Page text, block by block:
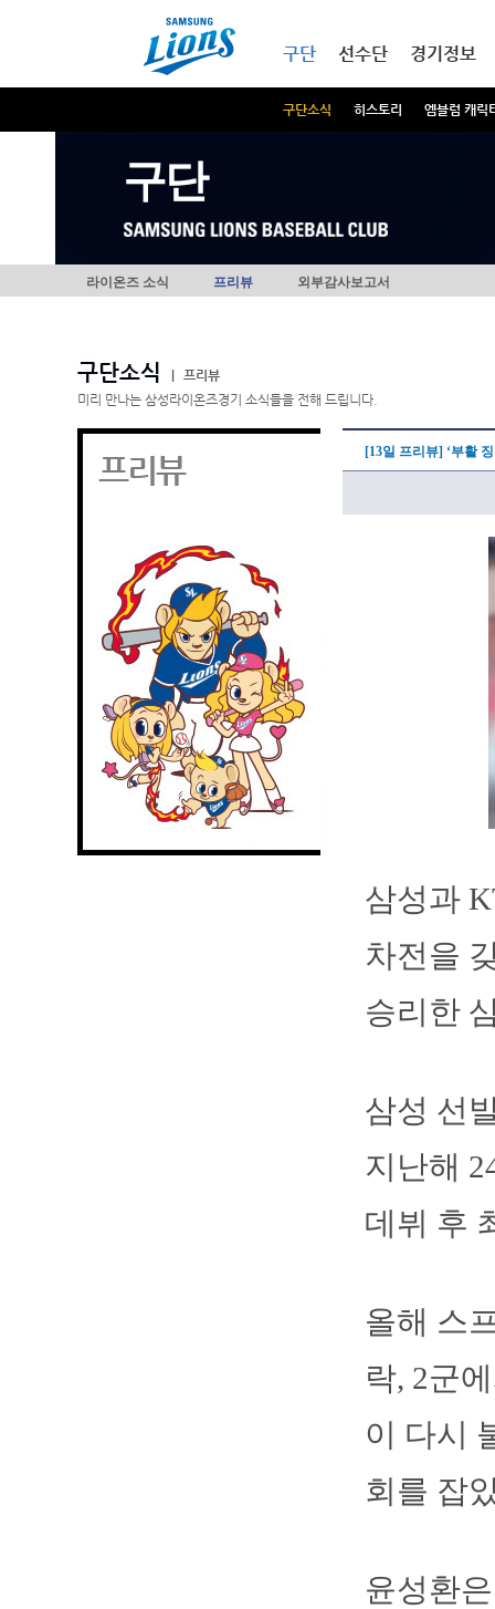
구단
구단소식 히스토리 엠블럼 캐릭
선수단 경기정보
구단
라이온즈 소식 프리뷰 외부감사보고서
구단소식
프리뷰
미리 만나는 삼성라이온즈경기 소식들을 전해 드립니다.
프리뷰 [13일 프리뷰] ‘부활
삼성과
차전을
승리한
삼성 선
지난해
데뷔 후
올해 스
락, 2군
이 다시
회를 잡
윤성환